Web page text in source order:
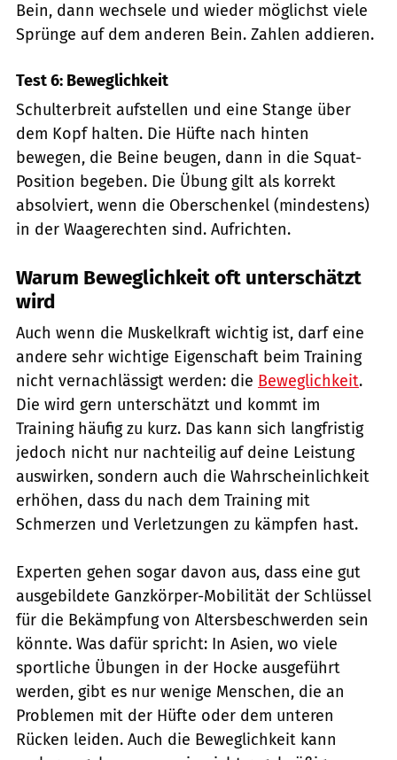
Bein, dann wechsele und wieder möglichst viele
Sprünge auf dem anderen Bein. Zahlen addieren.
Test 6: Beweglichkeit
Schulterbreit aufstellen und eine Stange über
dem Kopf halten. Die Hüfte nach hinten
bewegen, die Beine beugen, dann in die Squat-
Position begeben. Die Übung gilt als korrekt
absolviert, wenn die Oberschenkel (mindestens)
in der Waagerechten sind. Aufrichten.
Warum Beweglichkeit oft unterschätzt
wird
Auch wenn die Muskelkraft wichtig ist, darf eine
andere sehr wichtige Eigenschaft beim Training
nicht vernachlässigt werden: die Beweglichkeit.
Die wird gern unterschätzt und kommt im
Training häufig zu kurz. Das kann sich langfristig
jedoch nicht nur nachteilig auf deine Leistung
auswirken, sondern auch die Wahrscheinlichkeit
erhöhen, dass du nach dem Training mit
Schmerzen und Verletzungen zu kämpfen hast.
Experten gehen sogar davon aus, dass eine gut
ausgebildete Ganzkörper-Mobilität der Schlüssel
für die Bekämpfung von Altersbeschwerden sein
könnte. Was dafür spricht: In Asien, wo viele
sportliche Übungen in der Hocke ausgeführt
werden, gibt es nur wenige Menschen, die an
Problemen mit der Hüfte oder dem unteren
Rücken leiden. Auch die Beweglichkeit kann